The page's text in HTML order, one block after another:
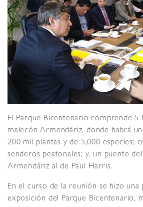
El Parque Bicentenario comprende 5
malecón Armendáriz, donde habrá
200 mil plantas y de 5,000 especies;
senderos peatonales; y, un puente
Armendáriz al de Paul Harris.
En el curso de la reunión se hizo una
exposición del Parque Bicentenario,